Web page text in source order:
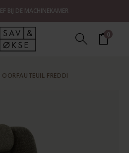
BIJ DE MACHINEKAMER
0
FREDDI